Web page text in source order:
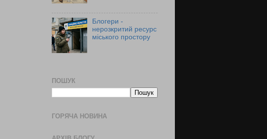
Блогери -
нерозкритий ресурс
міського простору
ПОШУК
ГОРЯЧА НОВИНА